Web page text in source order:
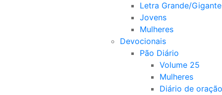
Letra Grande/Gigante
Jovens
Mulheres
Devocionais
Pão Diário
Volume 25
Mulheres
Diário de oração